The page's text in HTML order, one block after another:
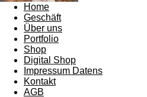
Home
Geschäft
Über uns
Portfolio
Shop
Digital Shop
Impressum Datens
Kontakt
AGB